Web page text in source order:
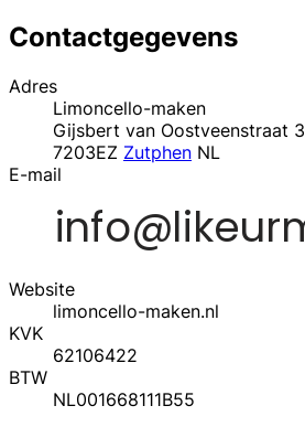
Contactgegevens
Adres
Limoncello-maken
Gijsbert van Oostveenstraat 3
7203EZ Zutphen NL
E-mail
Website
limoncello-maken.nl
KVK
62106422
BTW
NL001668111B55